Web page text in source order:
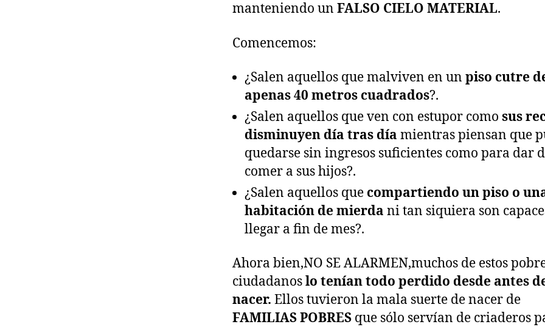
manteniendo un FALSO CIELO MATERIAL.
Comencemos:
¿Salen aquellos que malviven en un piso cutre
apenas40 metros cuadrados?.
¿Salen aquellos que ven con estupor como sus
disminuyen día tras día mientras piensan que
quedarse sin ingresos suficientes como para dar
comer a sus hijos?.
¿Salen aquellos que compartiendo un piso o
habitación de mierda ni tan siquiera son
llegar a fin de mes?.
Ahora bien,NO SE ALARMEN,muchos de estos
ciudadanoslo tenían todo perdido desde antes
nacer. Ellos tuvieron la mala suerte de nacer de
FAMILIAS POBRES que sólo servían de criaderos